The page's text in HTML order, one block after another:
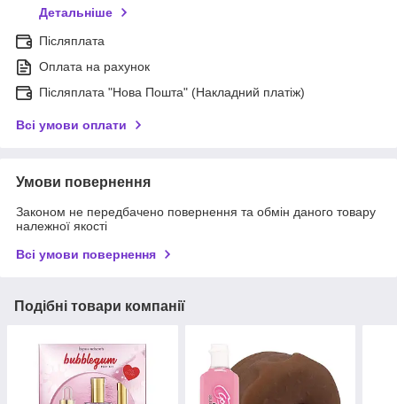
Детальніше
Післяплата
Оплата на рахунок
Післяплата "Нова Пошта" (Накладний платіж)
Всі умови оплати
Умови повернення
Законом не передбачено повернення та обмін даного товару
належної якості
Всі умови повернення
Подібні товари компанії